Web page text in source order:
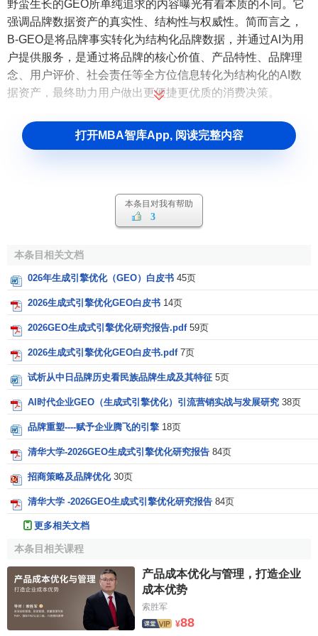
野蛮生长的GEO所单纯追求的内容曝光有着本质的不同。它
强调品牌数据资产的真实性、结构性与权威性。简而言之，
B-GEO是将品牌事实转化为结构化品牌数据，并通过AI为用
户提供服务，是通过将品牌的核心价值、产品特性、品牌理
念、用户评价、社会责任等全方位信息转化为结构化的AI数
据资产，最终助力用户做出更便捷更优质的消费决策。
打开MBA智库App, 阅读完整内容
本条目对我有帮助
3
本条目相关文档
026年生成引擎优化（GEO）白皮书 45页
2026生成式引擎优化GEO白皮书 14页
2026GEO生成式引擎优化研究报告.pdf 59页
2026生成式引擎优化GEO白皮书.pdf 7页
试析从中日品牌历史看民族品牌生成及其特征 5页
AI时代企业GEO（生成式引擎优化）引流营销实战与发展研究 38页
品牌重塑----赋予企业腾飞的引擎 18页
清华大学-2026GEO生成式引擎优化研究报告 84页
招商策略及品牌优化 30页
清华大学 -2026GEO生成式引擎优化研究报告 84页
更多相关文档
本条目相关课程
产品成本优化与管理，打造企业
成本优势
索胜军
¥88